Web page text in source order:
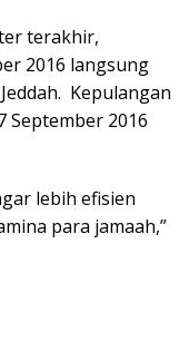
terakhir,
2016 langsung
Kepulangan
September 2016
lebih efisien
para jamaah,”